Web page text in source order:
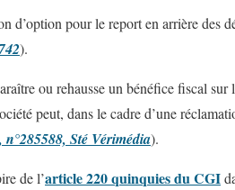
d’option pour le report en arrière des
).
ou rehausse un bénéfice fiscal
peut, dans le cadre d’une
Sté Vérimédia).
de l’article 220 quinquies du CGI